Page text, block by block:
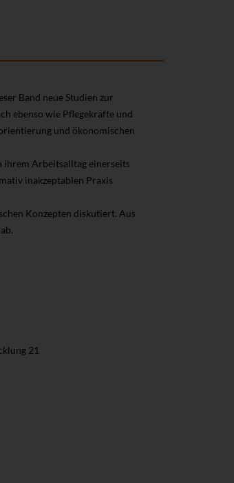
Band neue Studien zur
ebenso wie Pflegekräfte und
und ökonomischen
Arbeitsalltag einerseits
inakzeptablen Praxis
Konzepten diskutiert. Aus
21